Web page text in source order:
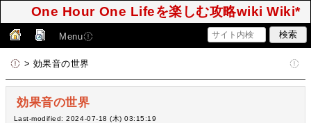
One Hour One Lifeを楽しむ攻略wiki Wiki*
Menu
> 効果音の世界
効果音の世界
Last-modified: 2024-07-18 (木) 03:15:19